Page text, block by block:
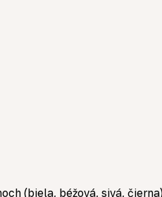
(biela, béžová, sivá,